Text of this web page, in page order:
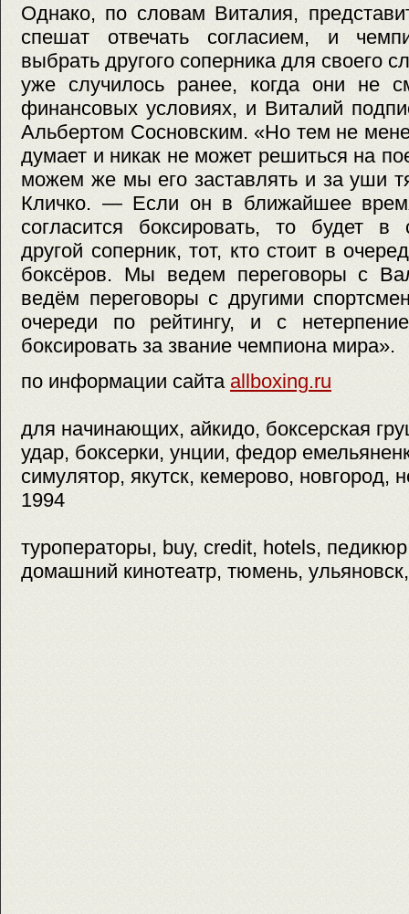
Однако, по словам Виталия,
спешат отвечать согласием, и
выбрать другого соперника для своего
уже случилось ранее, когда они не
финансовых условиях, и Виталий
Альбертом Сосновским. «Но тем не
думает и никак не может решиться на
можем же мы его заставлять и за уши
Кличко. — Если он в ближайшее
согласится боксировать, то будет
другой соперник, тот, кто стоит в
боксёров. Мы ведем переговоры с
ведём переговоры с другими
очереди по рейтингу, и с
боксировать за звание чемпиона мира».
по информации сайта allboxing.ru
для начинающих, айкидо, боксерская
удар, боксерки, унции, федор
симулятор, якутск, кемерово, новгород,
1994
туроператоры, buy, credit, hotels,
домашний кинотеатр, тюмень,